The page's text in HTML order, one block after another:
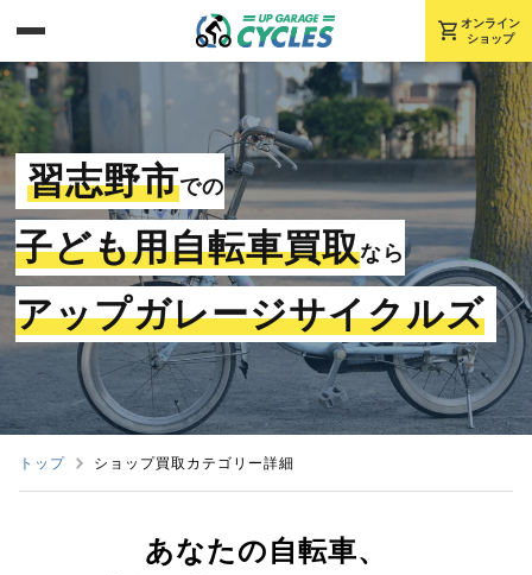
shopping_cart オンライン
ショップ
習志野市での
子ども用自転車買取なら
アップガレージサイクルズ
トップ ショップ買取カテゴリー詳細
あなたの自転車、